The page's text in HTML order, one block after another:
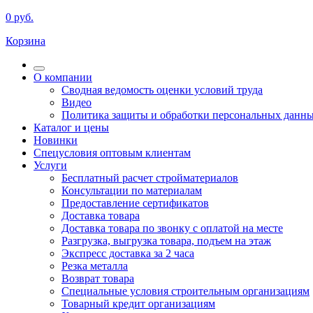
0 руб.
Корзина
О компании
Сводная ведомость оценки условий труда
Видео
Политика защиты и обработки персональных
Каталог и цены
Новинки
Спецусловия оптовым клиентам
Услуги
Бесплатный расчет стройматериалов
Консультации по материалам
Предоставление сертификатов
Доставка товара
Доставка товара по звонку с оплатой на месте
Разгрузка, выгрузка товара, подъем на этаж
Экспресс доставка за 2 часа
Резка металла
Возврат товара
Специальные условия строительным организациям
Товарный кредит организациям